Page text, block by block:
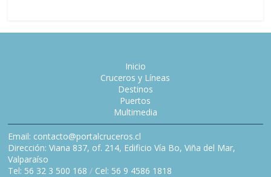
Inicio
Cruceros y Líneas
Destinos
Puertos
Multimedia
Email: contacto@portalcruceros.cl
Dirección: Viana 837, of. 214, Edificio Vía Bo, Viña del Mar,
Valparaíso
Tel: 56 32 3 500 168 / Cel: 56 9 4586 1818